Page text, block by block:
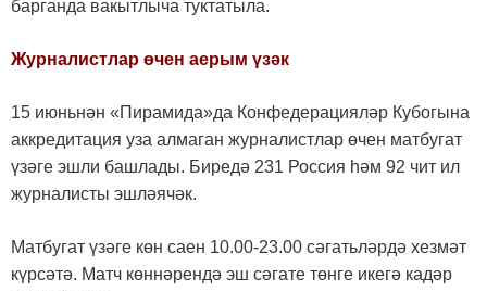
барганда вакытлыча туктатыла.
Журналистлар өчен аерым үзәк
15 июньнән «Пирамида»да Конфедерацияләр Кубогына
аккредитация уза алмаган журналистлар өчен матбугат
үзәге эшли башлады. Биредә 231 Россия һәм 92 чит ил
журналисты эшләячәк.
Матбугат үзәге көн саен 10.00-23.00 сәгатьләрдә хезмәт
күрсәтә. Матч көннәрендә эш сәгате төнге икегә кадәр